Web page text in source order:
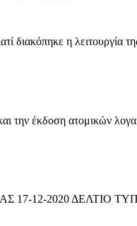
διακόπηκε η λειτουργία
την έκδοση ατομικών
12-2020 ΔΕΛΤΙΟ